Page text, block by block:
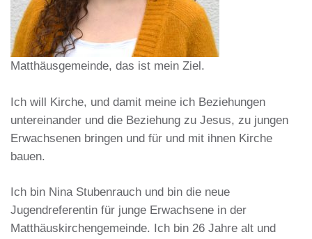
Matthäusgemeinde, das ist mein Ziel.
Ich will Kirche, und damit meine ich Beziehungen
untereinander und die Beziehung zu Jesus, zu jungen
Erwachsenen bringen und für und mit ihnen Kirche
bauen.
Ich bin Nina Stubenrauch und bin die neue
Jugendreferentin für junge Erwachsene in der
Matthäuskirchengemeinde. Ich bin 26 Jahre alt und